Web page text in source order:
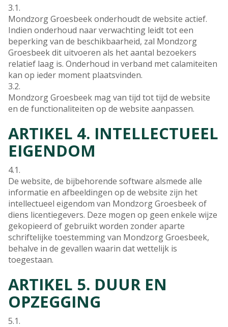
3.1.
Mondzorg Groesbeek onderhoudt de website actief.
Indien onderhoud naar verwachting leidt tot een
beperking van de beschikbaarheid, zal Mondzorg
Groesbeek dit uitvoeren als het aantal bezoekers
relatief laag is. Onderhoud in verband met calamiteiten
kan op ieder moment plaatsvinden.
3.2.
Mondzorg Groesbeek mag van tijd tot tijd de website
en de functionaliteiten op de website aanpassen.
ARTIKEL 4. INTELLECTUEEL
EIGENDOM
4.1.
De website, de bijbehorende software alsmede alle
informatie en afbeeldingen op de website zijn het
intellectueel eigendom van Mondzorg Groesbeek of
diens licentiegevers. Deze mogen op geen enkele wijze
gekopieerd of gebruikt worden zonder aparte
schriftelijke toestemming van Mondzorg Groesbeek,
behalve in de gevallen waarin dat wettelijk is
toegestaan.
ARTIKEL 5. DUUR EN
OPZEGGING
5.1.